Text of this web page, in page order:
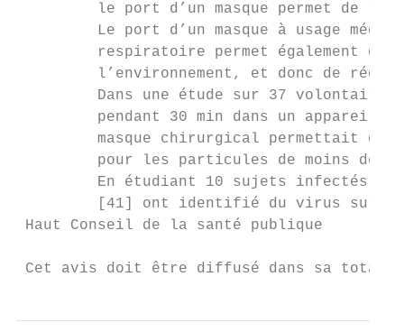
le port d’un masque permet de
Le port d’un masque à usage
respiratoire permet également de
l’environnement, et donc de
Dans une étude sur 37
pendant 30 min dans un appareil
masque chirurgical permettait de
pour les particules de moins de
En étudiant 10 sujets infectés
[41] ont identifié du virus sur
Haut Conseil de la santé publique
Cet avis doit être diffusé dans sa